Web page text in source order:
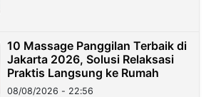
10 Massage Panggilan Terbaik di
Jakarta 2026, Solusi Relaksasi
Praktis Langsung ke Rumah
08/08/2026 - 22:56